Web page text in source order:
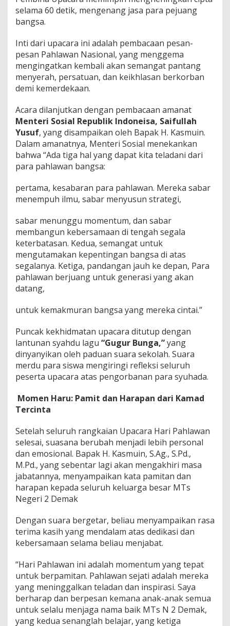
selama 60 detik, mengenang jasa para pejuang
bangsa.
Inti dari upacara ini adalah pembacaan pesan-
pesan Pahlawan Nasional, yang menggema
mengingatkan kembali akan semangat pantang
menyerah, persatuan, dan keikhlasan berkorban
demi kemerdekaan.
Acara dilanjutkan dengan pembacaan amanat
Menteri Sosial Republik Indoneisa, Saifullah
Yusuf, yang disampaikan oleh Bapak H. Kasmuin.
Dalam amanatnya, Menteri Sosial menekankan
bahwa “Ada tiga hal yang dapat kita teladani dari
para pahlawan bangsa:
pertama, kesabaran para pahlawan. Mereka sabar
menempuh ilmu, sabar menyusun strategi,
sabar menunggu momentum, dan sabar
membangun kebersamaan di tengah segala
keterbatasan. Kedua, semangat untuk
mengutamakan kepentingan bangsa di atas
segalanya. Ketiga, pandangan jauh ke depan, Para
pahlawan berjuang untuk generasi yang akan
datang,
untuk kemakmuran bangsa yang mereka cintai.”
Puncak kekhidmatan upacara ditutup dengan
lantunan syahdu lagu “Gugur Bunga,”yang
dinyanyikan oleh paduan suara sekolah. Suara
merdu para siswa mengiringi refleksi seluruh
peserta upacara atas pengorbanan para syuhada.
Momen Haru: Pamit dan Harapan dari Kamad
Tercinta
Setelah seluruh rangkaian Upacara Hari Pahlawan
selesai, suasana berubah menjadi lebih personal
dan emosional. Bapak H. Kasmuin, S.Ag., S.Pd.,
M.Pd., yang sebentar lagi akan mengakhiri masa
jabatannya, menyampaikan kata pamitan dan
harapan kepada seluruh keluarga besar MTs
Negeri 2 Demak
Dengan suara bergetar, beliau menyampaikan rasa
terima kasih yang mendalam atas dedikasi dan
kebersamaan selama beliau menjabat.
“Hari Pahlawan ini adalah momentum yang tepat
untuk berpamitan. Pahlawan sejati adalah mereka
yang meninggalkan teladan dan inspirasi. Saya
berharap dan berpesan kemana anak-anak semua
untuk selalu menjaga nama baik MTs N 2 Demak,
yang kedua senanglah belajar, yang ketiga